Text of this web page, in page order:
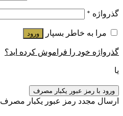
گذرواژه *
مرا به خاطر بسپار ورود
گذرواژه خود را فراموش کرده اید؟
یا
ورود با رمز عبور یکبار مصرف
ارسال مجدد رمز عبور یکبار مصرف